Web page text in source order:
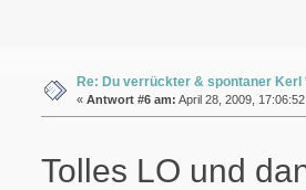
Re: Du verrückter & spontaner Kerl
« Antwort #6 am: April 28, 2009,
Tolles LO und